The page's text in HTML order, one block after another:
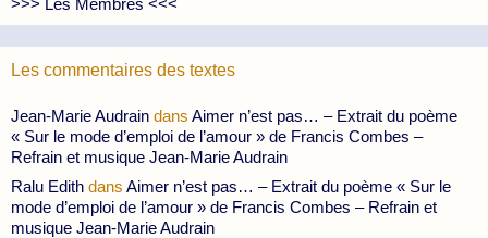
>>> Les Membres <<<
Les commentaires des textes
Jean-Marie Audrain dans Aimer n’est pas… – Extrait du poème
« Sur le mode d’emploi de l’amour » de Francis Combes –
Refrain et musique Jean-Marie Audrain
Ralu Edith dans Aimer n’est pas… – Extrait du poème « Sur le
mode d’emploi de l’amour » de Francis Combes – Refrain et
musique Jean-Marie Audrain